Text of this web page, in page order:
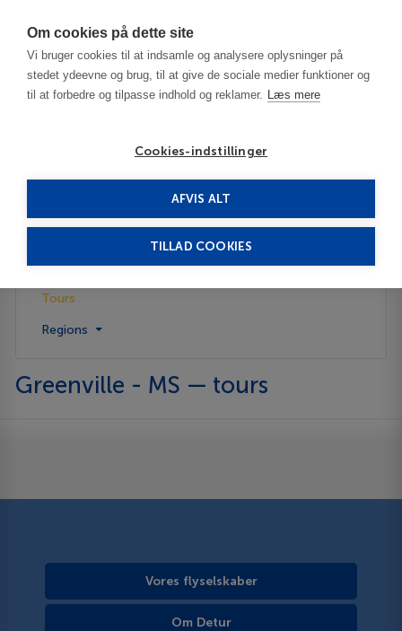
Om cookies på dette site
Vi bruger cookies til at indsamle og analysere oplysninger på
stedet ydeevne og brug, til at give de sociale medier funktioner og
til at forbedre og tilpasse indhold og reklamer. Læs mere
Cookies-indstillinger
AFVIS ALT
TILLAD COOKIES
Greenville - MS
Description
Tours
Regions
Greenville - MS — tours
Vores flyselskaber
Om Detur